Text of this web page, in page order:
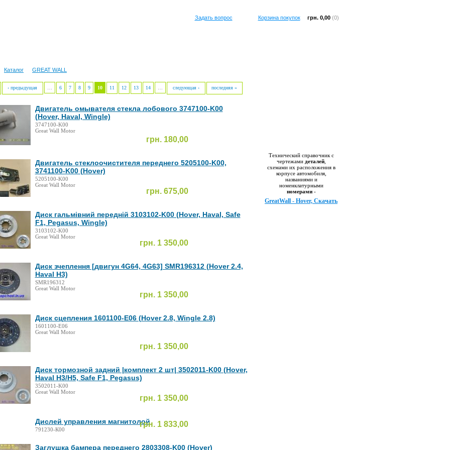
Корзина покупок грн. 0,00(0)
Задать вопрос
Каталог GREAT WALL
Технический справочник с
чертежами деталей,
схемами их расположения в
корпусе автомобиля,
названиями и
номенклатурными
номерами-
GreatWall - Hover, Скачать
‹ предыдущая 6 7 8 9 10 11 12 13 14 следующая › последняя »
Двигатель омывателя стекла лобового 3747100-K00
(Hover, Haval, Wingle)
грн. 180,00
3747100-K00
Great Wall Motor
Двигатель стеклоочистителя переднего 5205100-K00,
3741100-K00 (Hover)
грн. 675,00
5205100-K00
Great Wall Motor
Диск гальмівний передній 3103102-K00 (Hover, Haval, Safe
F1, Pegasus, Wingle)
грн. 1 350,00
3103102-K00
Great Wall Motor
Диск зчеплення [двигун 4G64, 4G63] SMR196312 (Hover 2.4,
Haval H3)
грн. 1 350,00
SMR196312
Great Wall Motor
Диск сцепления 1601100-E06 (Hover 2.8, Wingle 2.8)
грн. 1 350,00
1601100-E06
Great Wall Motor
Диск тормозной задний |комплект 2 шт| 3502011-K00 (Hover,
Haval H3/H5, Safe F1, Pegasus)
грн. 1 350,00
3502011-K00
Great Wall Motor
Дислей управления магнитолойгрн. 1 833,00
791230-К00
Заглушка бампера переднего 2803308-K00 (Hover)